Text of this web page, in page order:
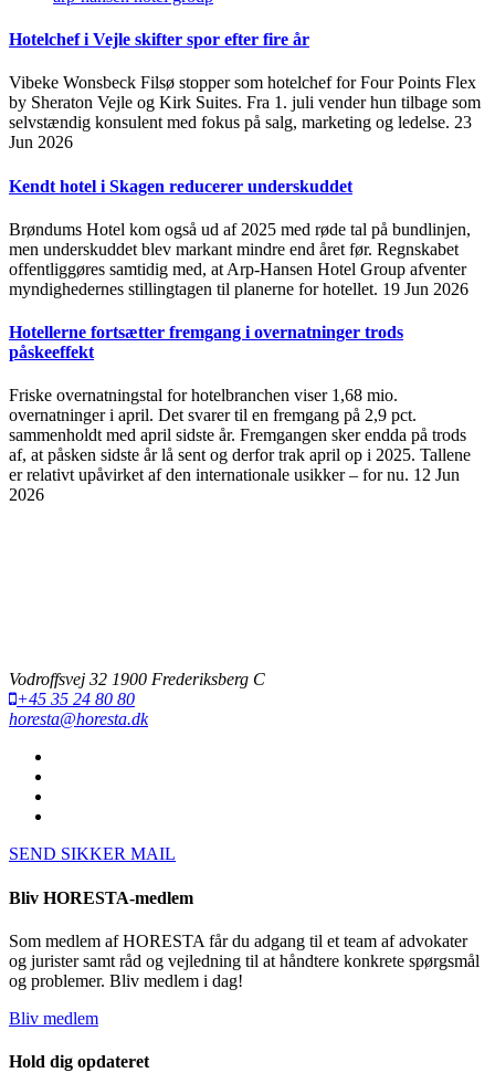
Hotelchef i Vejle skifter spor efter fire år
Vibeke Wonsbeck Filsø stopper som hotelchef for Four Points Flex
by Sheraton Vejle og Kirk Suites. Fra 1. juli vender hun tilbage som
selvstændig konsulent med fokus på salg, marketing og ledelse. 23
Jun 2026
Kendt hotel i Skagen reducerer underskuddet
Brøndums Hotel kom også ud af 2025 med røde tal på bundlinjen,
men underskuddet blev markant mindre end året før. Regnskabet
offentliggøres samtidig med, at Arp-Hansen Hotel Group afventer
myndighedernes stillingtagen til planerne for hotellet. 19 Jun 2026
Hotellerne fortsætter fremgang i overnatninger trods
påskeeffekt
Friske overnatningstal for hotelbranchen viser 1,68 mio.
overnatninger i april. Det svarer til en fremgang på 2,9 pct.
sammenholdt med april sidste år. Fremgangen sker endda på trods
af, at påsken sidste år lå sent og derfor trak april op i 2025. Tallene
er relativt upåvirket af den internationale usikker – for nu. 12 Jun
2026
Vodroffsvej 32 1900 Frederiksberg C
+45 35 24 80 80
horesta@horesta.dk
SEND SIKKER MAIL
Bliv HORESTA-medlem
Som medlem af HORESTA får du adgang til et team af advokater
og jurister samt råd og vejledning til at håndtere konkrete spørgsmål
og problemer. Bliv medlem i dag!
Bliv medlem
Hold dig opdateret